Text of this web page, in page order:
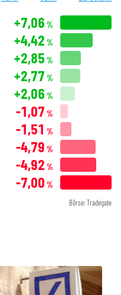
+7,06 %
+4,42 %
+2,85 %
+2,77 %
+2,06 %
-1,07 %
-1,51 %
-4,79 %
-4,92 %
-7,00 %
Börse: Tradegate